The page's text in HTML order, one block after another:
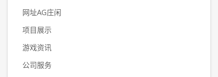
网址AG庄闲
项目展示
游戏资讯
公司服务